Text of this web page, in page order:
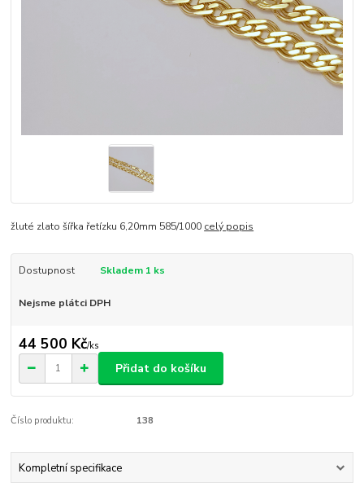
žluté zlato šířka řetízku 6,20mm 585/1000 celý popis
Dostupnost Skladem 1 ks
Nejsme plátci DPH
44 500 Kč/ks
Přidat do košíku
Číslo produktu: 138
Kompletní specifikace